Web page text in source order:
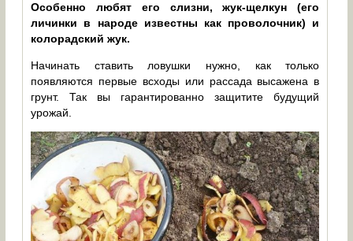
Особенно любят его слизни, жук-щелкун (его
личинки в народе известны как проволочник) и
колорадский жук.
Начинать ставить ловушки нужно, как только
появляются первые всходы или рассада высажена в
грунт. Так вы гарантированно защитите будущий
урожай.